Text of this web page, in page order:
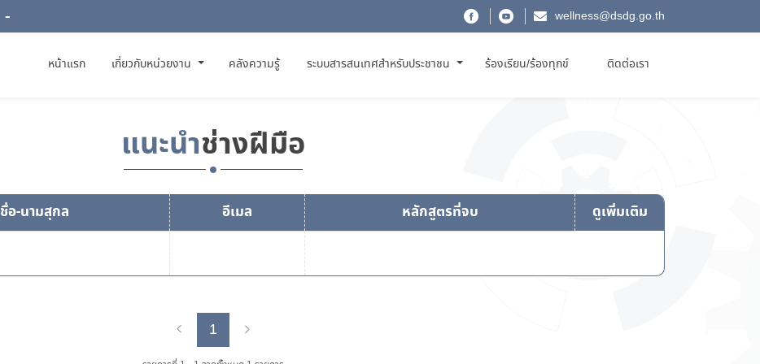
- wellness@dsdg.go.th
หน้าแรก(CURRENT)
เกี่ยวกับหน่วยงาน คลังความรู้ ระบบสารสนเทศสำหรับประชาชน ร้องเรียน/ร้องทุกข์ ติดต่อเรา
แนะนำช่างฝีมือ
ชื่อ-นามสุกล อีเมล หลักสูตรที่จบ ดูเพิ่มเติม
Previous
1